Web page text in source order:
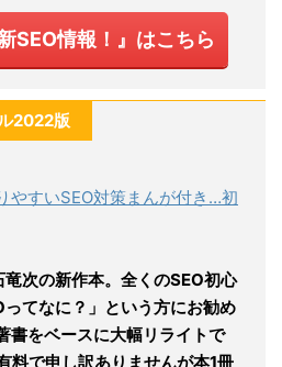
SEO情報！』はこちら
2022版
やすいSEO対策まんが付き…初
次の新作本。全くのSEO初心
てなに？」という方にお勧め
書をベースに大幅リライトで
料で申し訳ありませんが本1冊